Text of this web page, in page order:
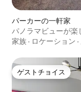
パーカーの一軒家
パノラマビューが楽
のオープンプランの
家族 · ロケーション ·
ゲストチョイス
ゲストチョイス